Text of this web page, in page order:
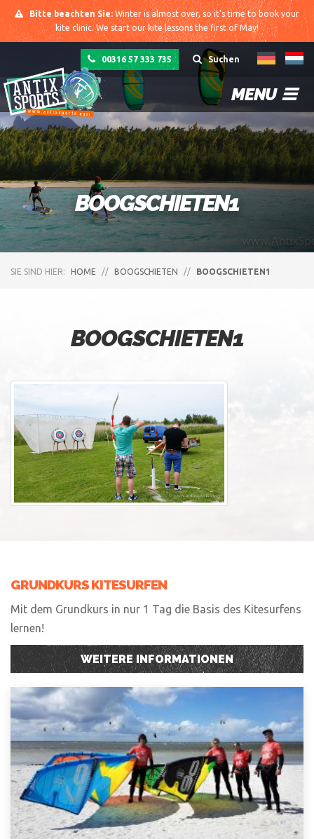
Bitte beachten Sie: Winter is almost over, so it's time to book your
kite clinic. We start our kite lessons the first of May!
Suchen
00316 57 333 735
MENU
BOOGSCHIETEN1
SIE SIND HIER: HOME // BOOGSCHIETEN // BOOGSCHIETEN1
BOOGSCHIETEN1
GRUNDKURS KITESURFEN
Mit dem Grundkurs in nur 1 Tag die Basis des Kitesurfens
lernen!
WEITERE INFORMATIONEN